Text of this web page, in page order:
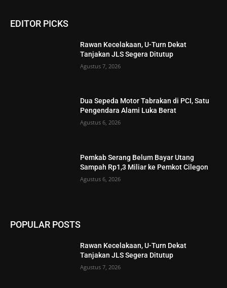
EDITOR PICKS
Rawan Kecelakaan, U-Turn Dekat
Tanjakan JLS Segera Ditutup
Agustus 7, 2026
Dua Sepeda Motor Tabrakan di PCI, Satu
Pengendara Alami Luka Berat
Agustus 6, 2026
Pemkab Serang Belum Bayar Utang
Sampah Rp1,3 Miliar ke Pemkot Cilegon
Agustus 6, 2026
POPULAR POSTS
Rawan Kecelakaan, U-Turn Dekat
Tanjakan JLS Segera Ditutup
Agustus 7, 2026